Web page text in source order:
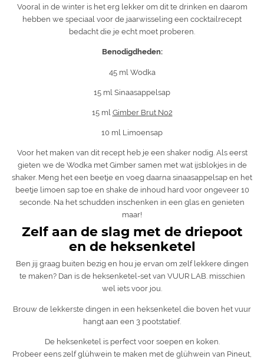
Vooral in de winter is het erg lekker om dit te drinken en daarom
hebben we speciaal voor de jaarwisseling een cocktailrecept
bedacht die je echt moet proberen.
Benodigdheden:
45 ml Wodka
15 ml Sinaasappelsap
15 ml Gimber Brut No2
10 ml Limoensap
Voor het maken van dit recept heb je een shaker nodig. Als eerst
gieten we de Wodka met Gimber samen met wat ijsblokjes in de
shaker. Meng het een beetje en voeg daarna sinaasappelsap en het
beetje limoen sap toe en shake de inhoud hard voor ongeveer 10
seconde. Na het schudden inschenken in een glas en genieten
maar!
Zelf aan de slag met de driepoot
en de heksenketel
Ben jij graag buiten bezig en hou je ervan om zelf lekkere dingen
te maken? Dan is de heksenketel-set van VUUR LAB. misschien
wel iets voor jou.
Brouw de lekkerste dingen in een heksenketel die boven het vuur
hangt aan een 3 pootstatief.
De heksenketel is perfect voor soepen en koken.
Probeer eens zelf glühwein te maken met de glühwein van Pineut,